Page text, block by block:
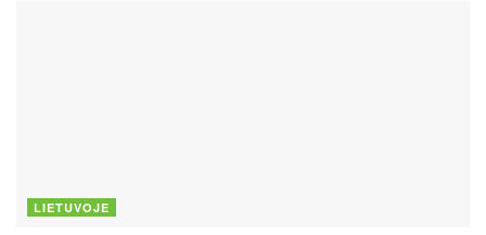
LIETUVOJE